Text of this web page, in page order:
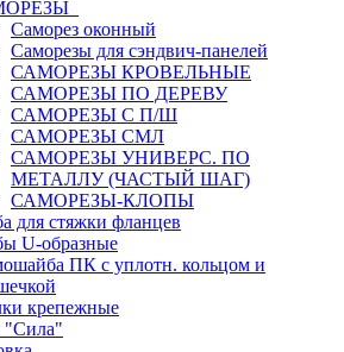
Саморез оконный
Саморезы для сэндвич-панелей
САМОРЕЗЫ КРОВЕЛЬНЫЕ
САМОРЕЗЫ ПО ДЕРЕВУ
САМОРЕЗЫ С П/Ш
САМОРЕЗЫ СМЛ
САМОРЕЗЫ УНИВЕРС. ПО
МЕТАЛЛУ (ЧАСТЫЙ ШАГ)
САМОРЕЗЫ-КЛОПЫ
для стяжки фланцев
U-образные
ПК с уплотн. кольцом и
крепежные
"Сила"